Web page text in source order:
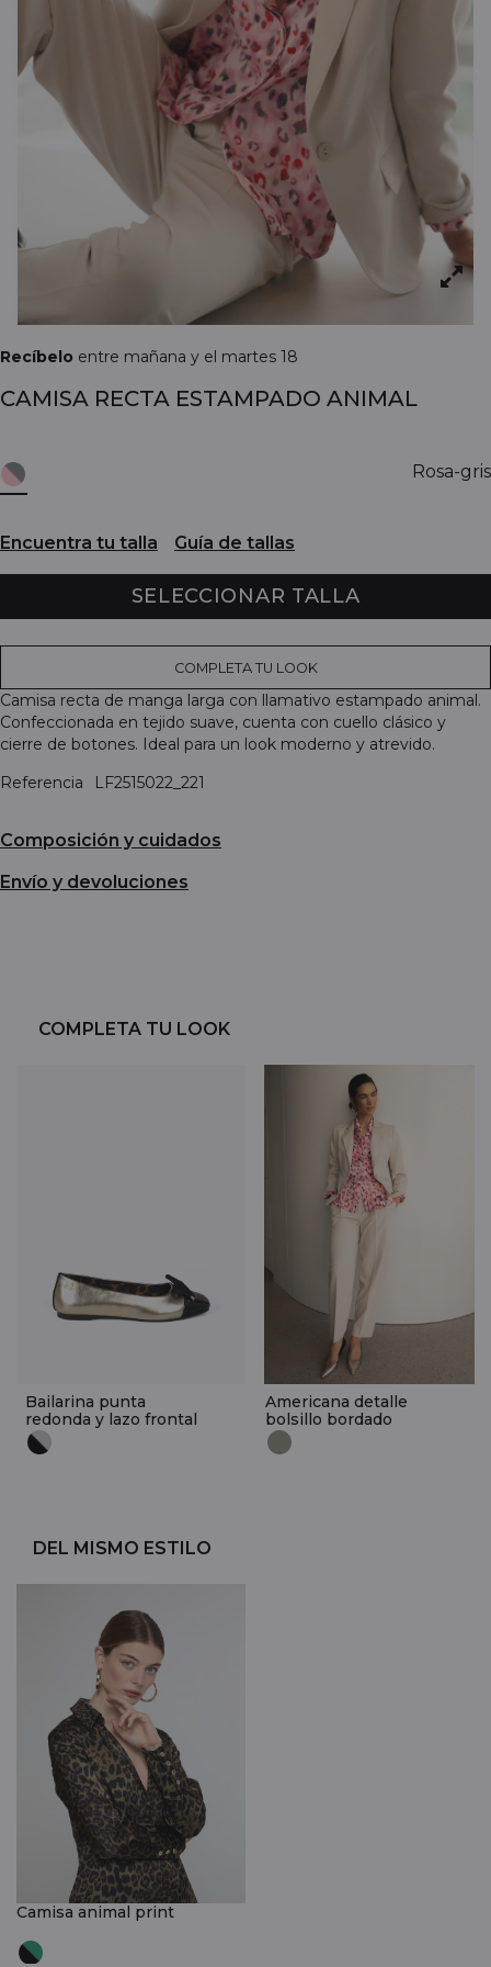
Recíbelo entre mañana y el martes 18
CAMISA RECTA ESTAMPADO ANIMAL
Rosa-gris
Encuentra tu talla Guía de tallas
SELECCIONAR TALLA
COMPLETA TU LOOK
Camisa recta de manga larga con llamativo estampado animal.
Confeccionada en tejido suave, cuenta con cuello clásico y
cierre de botones. Ideal para un look moderno y atrevido.
Referencia
LF2515022_221
Composición y cuidados
Envío y devoluciones
COMPLETA TU LOOK
Bailarina punta
redonda y lazo frontal
Americana detalle
bolsillo bordado
DEL MISMO ESTILO
Camisa animal print